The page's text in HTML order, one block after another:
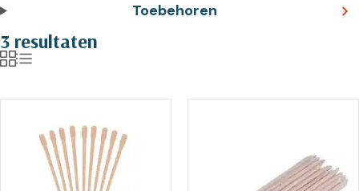
Toebehoren
3 resultaten